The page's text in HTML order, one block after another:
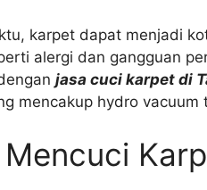
karpet dapat menjadi
alergi dan gangguan
jasa cuci karpet di
mencakup hydro